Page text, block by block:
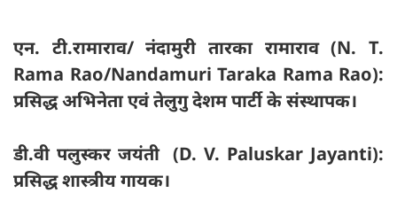
एन. टी.रामाराव/ नंदामुरी तारका रामाराव (N. T.
Rama Rao/Nandamuri Taraka Rama Rao):
प्रसिद्ध अभिनेता एवं तेलुगु देशम पार्टी के संस्थापक।
डी.वी पलुस्कर जयंती (D. V. Paluskar Jayanti):
प्रसिद्ध शास्त्रीय गायक।